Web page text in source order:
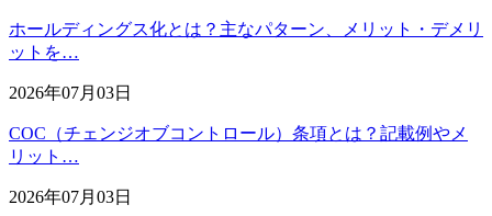
ホールディングス化とは？主なパターン、メリット・デメリ
ットを…
2026年07月03日
COC（チェンジオブコントロール）条項とは？記載例やメ
リット…
2026年07月03日